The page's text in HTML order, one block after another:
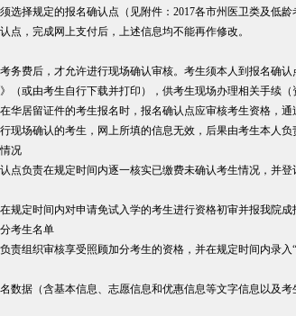
选择规定的报名确认点（见附件：2017各市州医卫类及低
点，完成网上支付后，上述信息均不能再作修改。
务费后，才允许进行现场确认审核。考生须本人到报名确
（或由考生自行下载并打印），供考生现场办理相关手续
华居留证件的考生报名时，报名确认点应审核考生资格，
现场确认的考生，网上所填的信息无效，后果由考生本人负
况
点负责在规定时间内逐一核实已缴费未确认考生情况，并登
规定时间内对申请免试入学的考生进行资格初审并报我院
考生名单
责组织审核享受照顾加分考生的资格，并在规定时间内录入“
数据（含基本信息、志愿信息和优惠信息等文字信息以及